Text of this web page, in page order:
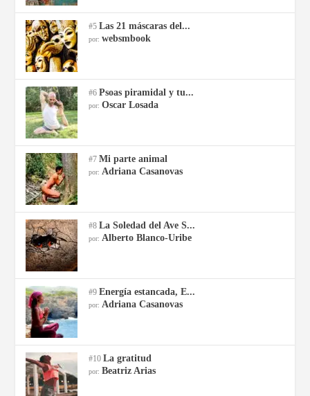
#5Las 21 máscaras del...
por:websmbook
#6Psoas piramidal y tu...
por:Oscar Losada
#7Mi parte animal
por:Adriana Casanovas
#8La Soledad del Ave S...
por:Alberto Blanco-Uribe
#9Energía estancada, E...
por:Adriana Casanovas
#10La gratitud
por:Beatriz Arias